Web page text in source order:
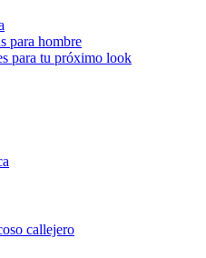
para hombre
para tu próximo look
callejero